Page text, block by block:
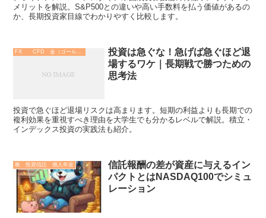
メリットを解説。S&P500との違いや高い手数料を払う価値があるの
か、長期投資家目線でわかりやすく比較します。
投資は急ぐな！急げば急ぐほど退
場するワケ｜長期戦で勝つための
思考法
投資で急ぐほど退場リスクは高まります。短期の利益よりも長期での
複利効果を重視すべき理由を大学生でも分かるレベルで解説。積立・
インデックス投資の実践法も紹介。
株 投資信託 個人年金
信託報酬の差が資産に与えるイン
パクトとはNASDAQ100でシミュ
レーション